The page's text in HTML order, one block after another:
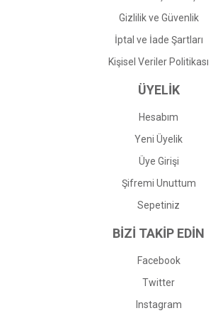
Gizlilik ve Güvenlik
İptal ve İade Şartları
Kişisel Veriler Politikası
ÜYELİK
Hesabım
Yeni Üyelik
Üye Girişi
Şifremi Unuttum
Sepetiniz
BİZİ TAKİP EDİN
Facebook
Twitter
Instagram